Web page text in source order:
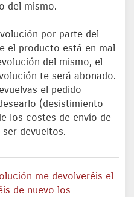
del mismo.
por parte del
el producto está en mal
del mismo, el
te será abonado.
el pedido
(desistimiento
los costes de envío de
devueltos.
me devolveréis el
de nuevo los